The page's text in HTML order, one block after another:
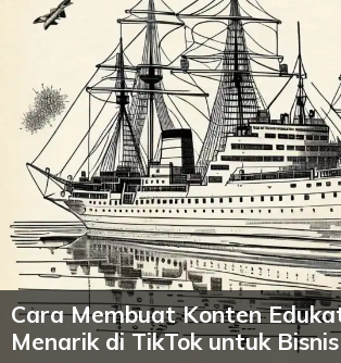
Cara Membuat Konten
Menarik di TikTok untuk Bisnis